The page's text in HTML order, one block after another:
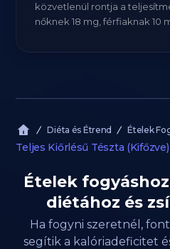
közvetlenül rontja a
nőknek 18 mg, férfiaknak 10
Diéta és Étrend Ételek
Teljes Kiőrlésű Tészta (Kifőzve)
Ételek
diétához és
Ha fogyni szeretnél,
segítik a kalóriadeficitet